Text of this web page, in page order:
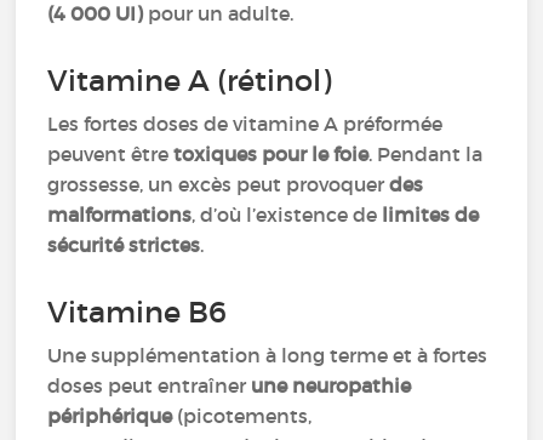
(4 000 UI)pour un adulte.
Vitamine A (rétinol)
Les fortes doses de vitamine A préformée
peuvent êtretoxiques pour le foie. Pendant la
grossesse, un excès peut provoquerdes
malformations, d’où l’existence de limites de
sécurité strictes.
Vitamine B6
Une supplémentation à long terme et à fortes
doses peut entraîner une neuropathie
périphérique(picotements,